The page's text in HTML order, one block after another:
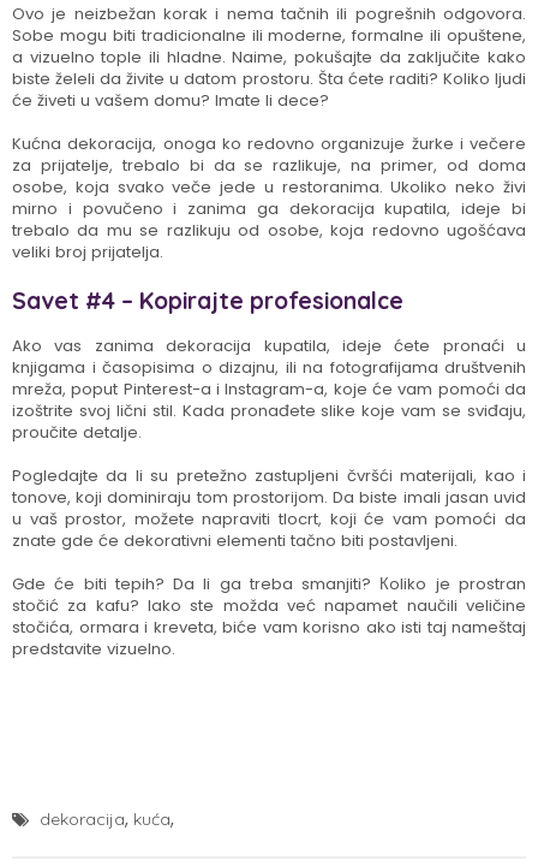
Ovo je neizbežan korak i nema tačnih ili pogrešnih odgovora.
Sobe mogu biti tradicionalne ili moderne, formalne ili opuštene,
a vizuelno tople ili hladne. Naime, pokušajte da zaključite kako
biste želeli da živite u datom prostoru. Šta ćete raditi? Koliko ljudi
će živeti u vašem domu? Imate li dece?
Kućna dekoracija, onoga ko redovno organizuje žurke i večere
za prijatelje, trebalo bi da se razlikuje, na primer, od doma
osobe, koja svako veče jede u restoranima. Ukoliko neko živi
mirno i povučeno i zanima ga dekoracija kupatila, ideje bi
trebalo da mu se razlikuju od osobe, koja redovno ugošćava
veliki broj prijatelja.
Savet #4 – Kopirajte profesionalce
Ako vas zanima dekoracija kupatila, ideje ćete pronaći u
knjigama i časopisima o dizajnu, ili na fotografijama društvenih
mreža, poput Pinterest-a i Instagram-a, koje će vam pomoći da
izoštrite svoj lični stil. Kada pronađete slike koje vam se sviđaju,
proučite detalje.
Pogledajte da li su pretežno zastupljeni čvršći materijali, kao i
tonove, koji dominiraju tom prostorijom. Da biste imali jasan uvid
u vaš prostor, možete napraviti tlocrt, koji će vam pomoći da
znate gde će dekorativni elementi tačno biti postavljeni.
Gde će biti tepih? Da li ga treba smanjiti? Кoliko je prostran
stočić za kafu? Iako ste možda već napamet naučili veličine
stočića, ormara i kreveta, biće vam korisno ako isti taj nameštaj
predstavite vizuelno.
dekoracija, kuća,